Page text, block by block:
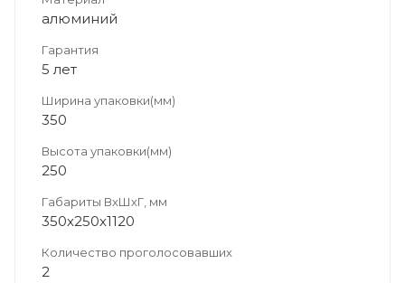
алюминий
Гарантия
5 лет
Ширина упаковки(мм)
350
Высота упаковки(мм)
250
Габариты ВхШхГ, мм
350х250х1120
Количество проголосовавших
2